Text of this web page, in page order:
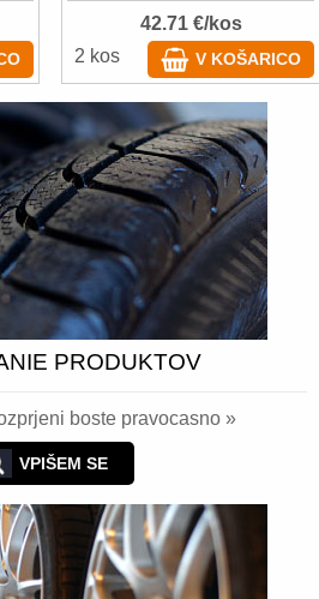
42.71 €/kos
2 kos
V KOŠARICO
PRODUKTOV
boste pravocasno »
VPIŠEM SE